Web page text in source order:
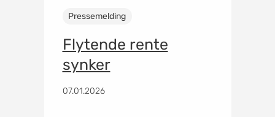
Pressemelding
Flytende rente
synker
07.01.2026